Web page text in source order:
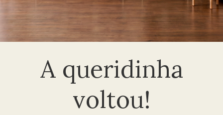
A queridinha
voltou!